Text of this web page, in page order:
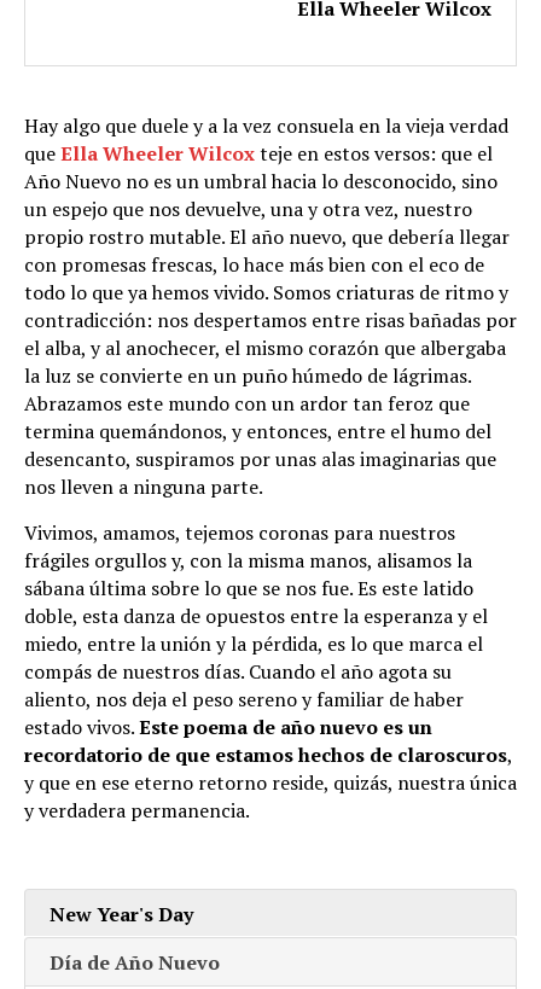
Ella Wheeler Wilcox
Hay algo que duele y a la vez consuela en la vieja verdad
queElla Wheeler Wilcoxteje en estos versos: que el
Año Nuevo no es un umbral hacia lo desconocido, sino
un espejo que nos devuelve, una y otra vez, nuestro
propio rostro mutable. El año nuevo, que debería llegar
con promesas frescas, lo hace más bien con el eco de
todo lo que ya hemos vivido. Somos criaturas de ritmo y
contradicción: nos despertamos entre risas bañadas por
el alba, y al anochecer, el mismo corazón que albergaba
la luz se convierte en un puño húmedo de lágrimas.
Abrazamos este mundo con un ardor tan feroz que
termina quemándonos, y entonces, entre el humo del
desencanto, suspiramos por unas alas imaginarias que
nos lleven a ninguna parte.
Vivimos, amamos, tejemos coronas para nuestros
frágiles orgullos y, con la misma manos, alisamos la
sábana última sobre lo que se nos fue. Es este latido
doble, esta danza de opuestos entre la esperanza y el
miedo, entre la unión y la pérdida, es lo que marca el
compás de nuestros días. Cuando el año agota su
aliento, nos deja el peso sereno y familiar de haber
estado vivos.Este poema de año nuevo es un
recordatorio de que estamos hechos de claroscuros,
y que en ese eterno retorno reside, quizás, nuestra única
y verdadera permanencia.
New Year's Day
Día de Año Nuevo